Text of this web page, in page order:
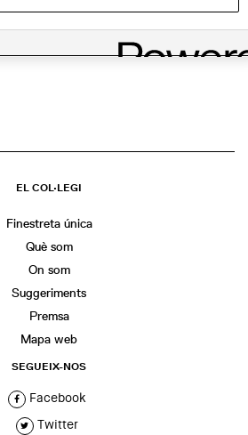
EL COL·LEGI
Finestreta única
Què som
On som
Suggeriments
Premsa
Mapa web
SEGUEIX-NOS
Facebook
Twitter